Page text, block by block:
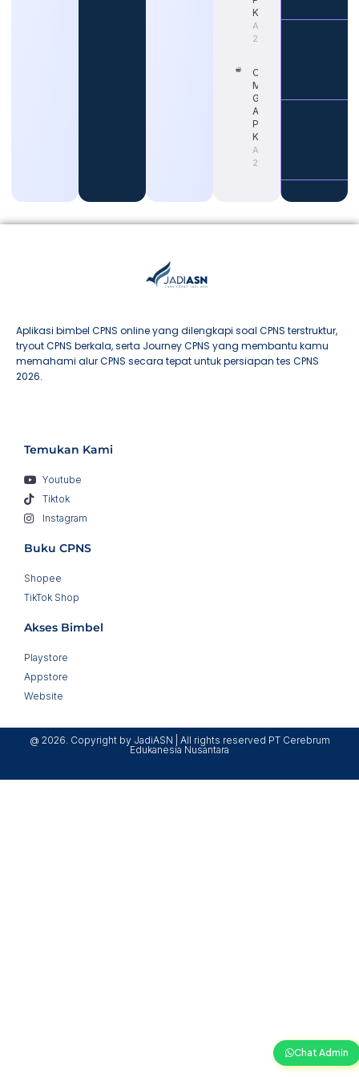
Karier
August 4,
2026
Cara
Memahami
Gaji Guru
ASN untuk
Persiapan
Karier
August 4,
2026
Aplikasi bimbel CPNS online yang dilengkapi soal CPNS terstruktur,
tryout CPNS berkala, serta Journey CPNS yang membantu kamu
memahami alur CPNS secara tepat untuk persiapan tes CPNS
2026.
Temukan Kami
Youtube
Tiktok
Instagram
Buku CPNS
Shopee
TikTok Shop
Akses Bimbel
Playstore
Appstore
Website
@ 2026. Copyright by JadiASN | All rights reserved PT Cerebrum
Edukanesia Nusantara
Chat Admin